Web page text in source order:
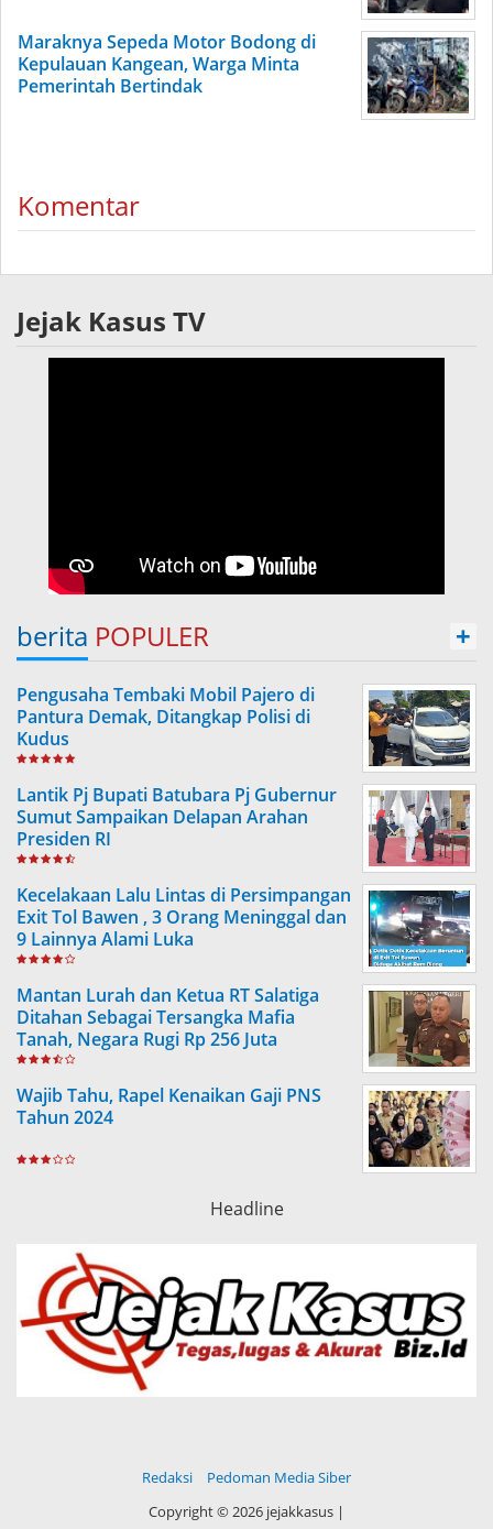
Maraknya Sepeda Motor Bodong di
Kepulauan Kangean, Warga Minta
Pemerintah Bertindak
Komentar
Jejak Kasus TV
berita POPULER +
Pengusaha Tembaki Mobil Pajero di
Pantura Demak, Ditangkap Polisi di
Kudus
Lantik Pj Bupati Batubara Pj Gubernur
Sumut Sampaikan Delapan Arahan
Presiden RI
Kecelakaan Lalu Lintas di Persimpangan
Exit Tol Bawen , 3 Orang Meninggal dan
9 Lainnya Alami Luka
Mantan Lurah dan Ketua RT Salatiga
Ditahan Sebagai Tersangka Mafia
Tanah, Negara Rugi Rp 256 Juta
Wajib Tahu, Rapel Kenaikan Gaji PNS
Tahun 2024
Headline
Redaksi
Pedoman Media Siber
Copyright ©2026 jejakkasus |